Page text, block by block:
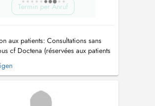
Termin per Anruf
aux patients: Consultations sans
cf Doctena (réservées aux patients
centre) -Sans majoration -Accès
d'arrivée Consultation non
disponibles. Consultations sur